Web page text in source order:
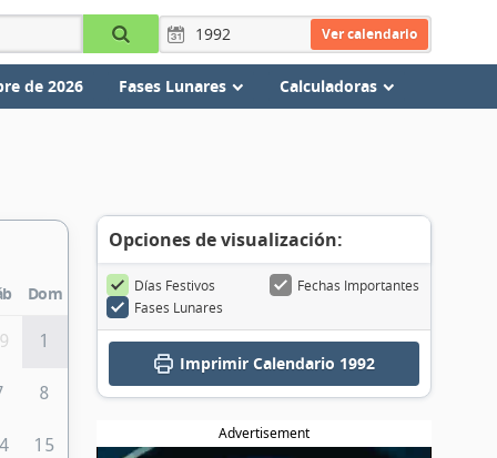
Ver calendario
de 2026 Fases Lunares Calculadoras
Dom
1
8
15
Opciones de visualización:
Días Festivos
Fechas Importantes
Fases Lunares
ImprimirCalendario 1992
Advertisement